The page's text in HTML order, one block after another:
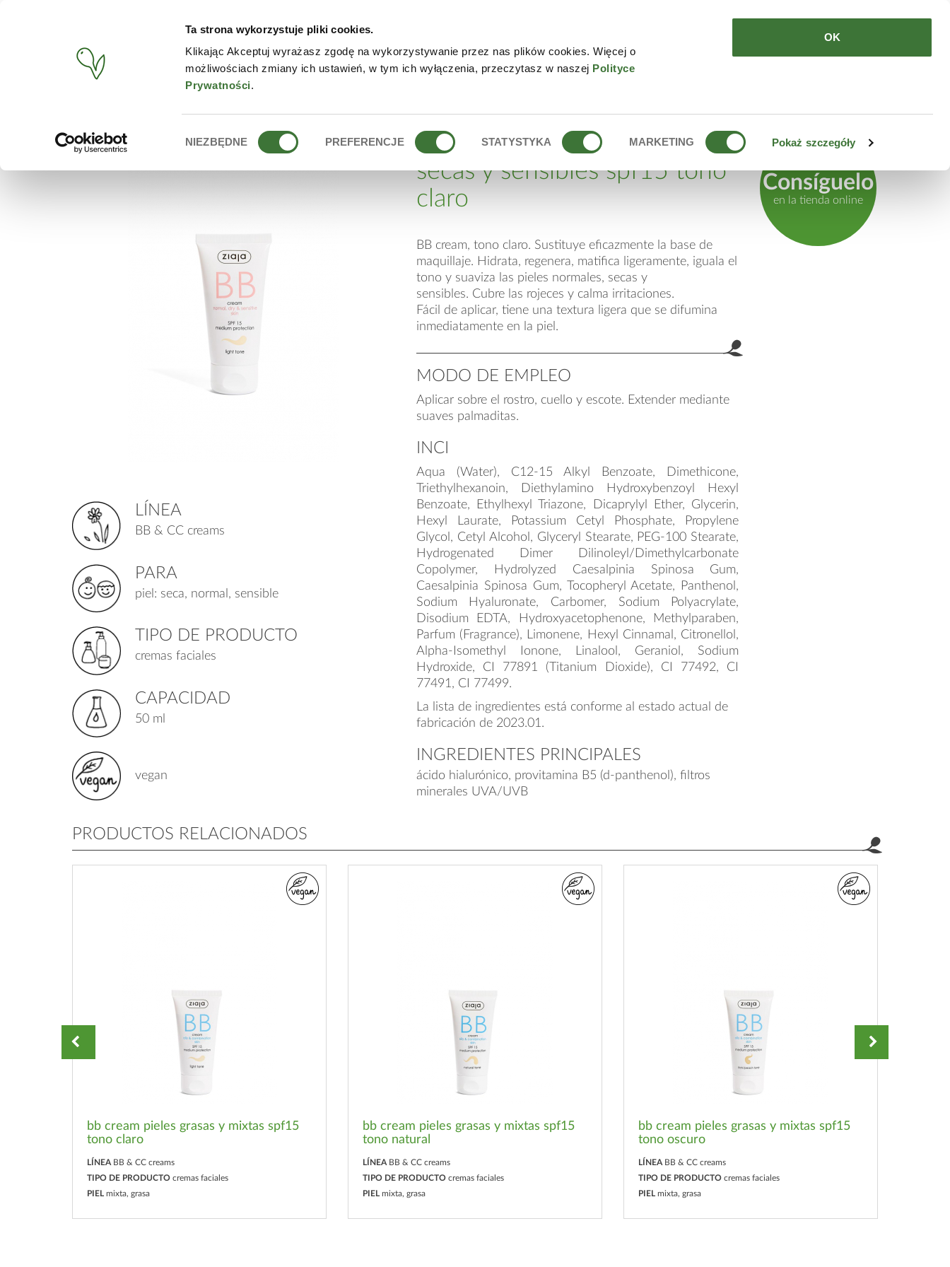
Ta strona wykorzystuje pliki cookies.
Klikając Akceptuj wyrażasz zgodę na wykorzystywanie przez nas plików cookies. Więcej o
możliwościach zmiany ich ustawień, w tym ich wyłączenia, przeczytasz w naszej Polityce
Prywatności.
zgody
NIEZBĘDNE PREFERENCJE STATYSTYKA MARKETING Pokaż szczegóły
OK
PRODUCTOS TIENDA ONLINE CONTACTO
BUSCAR ZIAJA BB CREAM PIELES NORMALES, SECAS Y SENSIBLES SPF15 TONO CLARO
LÍNEA
BB & CC creams
PARA
piel: seca, normal, sensible
TIPO DE PRODUCTO
cremas faciales
CAPACIDAD
50 ml
vegan
bb cream pieles normales,
secas y sensibles spf15 tono
claro
BB cream, tono claro. Sustituye eficazmente la base de
maquillaje. Hidrata, regenera, matifica ligeramente, iguala el
tono y suaviza las pieles normales, secas y
sensibles. Cubre las rojeces y calma irritaciones.
Fácil de aplicar, tiene una textura ligera que se difumina
inmediatamente en la piel.
MODO DE EMPLEO
Aplicar sobre el rostro, cuello y escote. Extender mediante
suaves palmaditas.
INCI
Aqua (Water), C12-15 Alkyl Benzoate, Dimethicone,
Triethylhexanoin, Diethylamino Hydroxybenzoyl Hexyl
Benzoate, Ethylhexyl Triazone, Dicaprylyl Ether, Glycerin,
Hexyl Laurate, Potassium Cetyl Phosphate, Propylene
Glycol, Cetyl Alcohol, Glyceryl Stearate, PEG-100 Stearate,
Hydrogenated Dimer Dilinoleyl/Dimethylcarbonate
Copolymer, Hydrolyzed Caesalpinia Spinosa Gum,
Caesalpinia Spinosa Gum, Tocopheryl Acetate, Panthenol,
Sodium Hyaluronate, Carbomer, Sodium Polyacrylate,
Disodium EDTA, Hydroxyacetophenone, Methylparaben,
Parfum (Fragrance), Limonene, Hexyl Cinnamal, Citronellol,
Alpha-Isomethyl Ionone, Linalool, Geraniol, Sodium
Hydroxide, CI 77891 (Titanium Dioxide), CI 77492, CI
77491, CI 77499.
La lista de ingredientes está conforme al estado actual de
fabricación de 2023.01.
INGREDIENTES PRINCIPALES
ácido hialurónico, provitamina B5 (d-panthenol), filtros
minerales UVA/UVB
Consíguelo
en la tienda online
PRODUCTOS RELACIONADOS
bb cream pieles grasas y mixtas spf15
tono claro
LÍNEA BB & CC creams
TIPO DE PRODUCTO cremas faciales
PIEL mixta, grasa
bb cream pieles grasas y mixtas spf15
tono natural
LÍNEA BB & CC creams
TIPO DE PRODUCTO cremas faciales
PIEL mixta, grasa
bb cream pieles grasas y mixtas spf15
tono oscuro
LÍNEA BB & CC creams
TIPO DE PRODUCTO cremas faciales
PIEL mixta, grasa